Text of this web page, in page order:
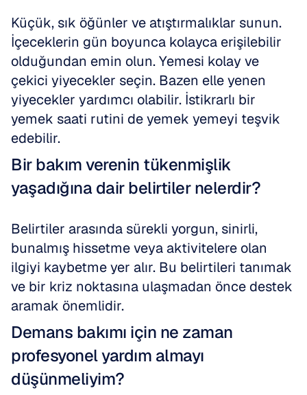
Küçük, sık öğünler ve atıştırmalıklar sunun.
İçeceklerin gün boyunca kolayca erişilebilir
olduğundan emin olun. Yemesi kolay ve
çekici yiyecekler seçin. Bazen elle yenen
yiyecekler yardımcı olabilir. İstikrarlı bir
yemek saati rutini de yemek yemeyi teşvik
edebilir.
Bir bakım verenin tükenmişlik
yaşadığına dair belirtiler nelerdir?
Belirtiler arasında sürekli yorgun, sinirli,
bunalmış hissetme veya aktivitelere olan
ilgiyi kaybetme yer alır. Bu belirtileri tanımak
ve bir kriz noktasına ulaşmadan önce destek
aramak önemlidir.
Demans bakımı için ne zaman
profesyonel yardım almayı
düşünmeliyim?